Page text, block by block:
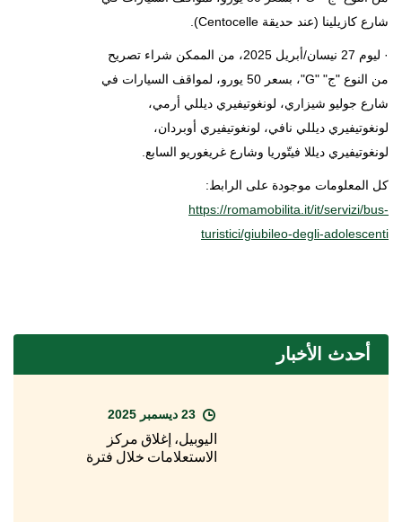
شارع كازيلينا (عند حديقة Centocelle).
· ليوم 27 نيسان/أبريل 2025، من الممكن شراء تصريح
من النوع "ج" "G"، بسعر 50 يورو، لمواقف السيارات في
شارع جوليو شيزاري، لونغوتيفيري ديللي أرمي،
لونغوتيفيري ديللي نافي، لونغوتيفيري أوبردان،
لونغوتيفيري ديللا فيتّوريا وشارع غريغوريو السابع.
كل المعلومات موجودة على الرابط:
https://romamobilita.it/it/servizi/bus-
turistici/giubileo-degli-adolescenti
أحدث الأخبار
اليوبيل، إغلاق مركز
الاستعلامات خلال فترة